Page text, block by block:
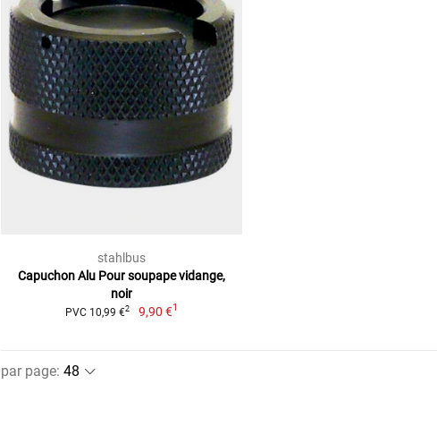
stahlbus
Capuchon Alu Pour soupape vidange,
noir
PVC 10,99 €2 9,90 €1
par page: